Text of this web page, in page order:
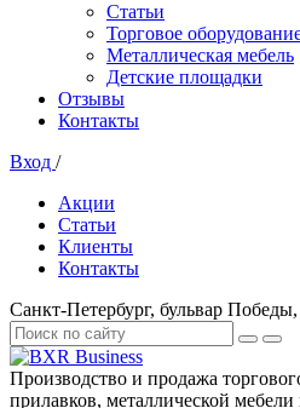
Статьи
Торговое
Металлическая мебель
Детские площадки
Отзывы
Контакты
Вход /
Акции
Статьи
Клиенты
Контакты
Санкт-Петербург, бульвар
Производство и продажа
прилавков, металлической